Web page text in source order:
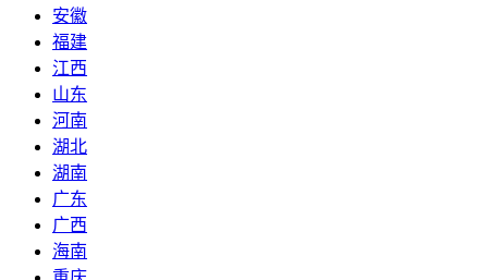
安徽
福建
江西
山东
河南
湖北
湖南
广东
广西
海南